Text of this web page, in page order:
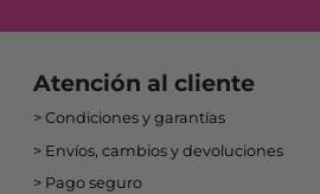
Atención al cliente
Condiciones y garantías
Envíos, cambios y devoluciones
Pago seguro